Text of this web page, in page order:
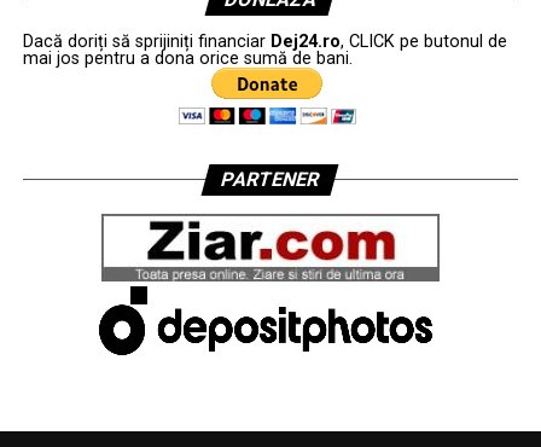
Dacă doriți să sprijiniți financiar Dej24.ro, CLICK pe butonul de
mai jos pentru a dona orice sumă de bani.
PARTENER